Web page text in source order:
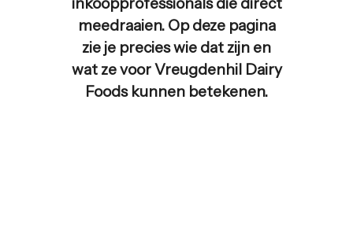
meedraaien. Op deze pagina
zie je precies wie dat zijn en
wat ze voorVreugdenhil Dairy
Foods kunnen betekenen.